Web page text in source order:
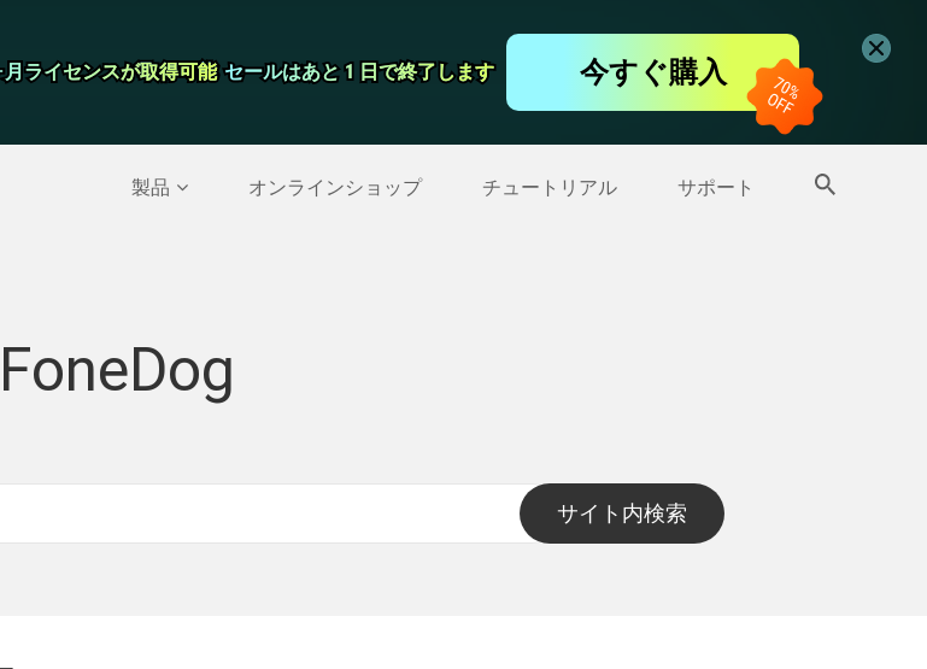
月ライセンスが取得可能
月ライセンスが取得可能 セールはあと 1 日で終了します
セールはあと 1 日で終了します 今すぐ購入
製品 オンラインショップ チュートリアル サポート
タを復元する>> IPhoneのバックアップ >> その他の製品
FoneDog
サイト内検索